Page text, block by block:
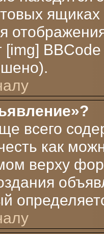
[img]
всего
как
верху